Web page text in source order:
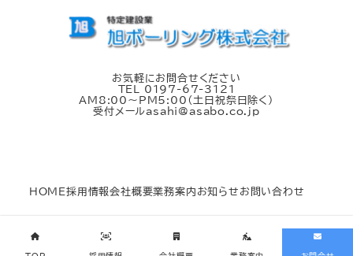
お気軽にお問合せください
TEL 0197-67-3121
AM8:00～PM5:00（土日祝祭日除く）
受付メールasahi@asabo.co.jp
HOME採用情報会社概要業務案内 お知らせ お問い合わせ
©旭ボーリング株式会社 All Rights Reserved.